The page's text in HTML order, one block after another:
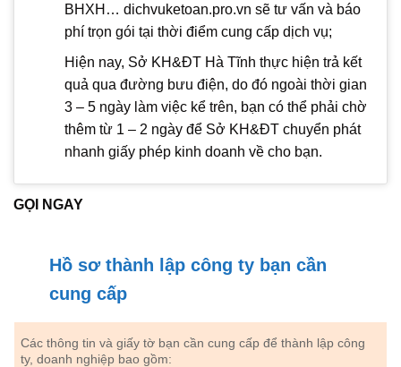
BHXH… dichvuketoan.pro.vn sẽ tư vấn và báo
phí trọn gói tại thời điểm cung cấp dịch vụ;
Hiện nay, Sở KH&ĐT Hà Tĩnh thực hiện trả kết
quả qua đường bưu điện, do đó ngoài thời gian
3 – 5 ngày làm việc kể trên, bạn có thể phải chờ
thêm từ 1 – 2 ngày để Sở KH&ĐT chuyển phát
nhanh giấy phép kinh doanh về cho bạn.
GỌI NGAY
Hồ sơ thành lập công ty bạn cần
cung cấp
Các thông tin và giấy tờ bạn cần cung cấp để thành lập công
ty, doanh nghiệp bao gồm: